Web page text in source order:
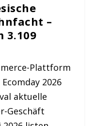
–
3.109
Plattform
2026
aktuelle
Geschäft